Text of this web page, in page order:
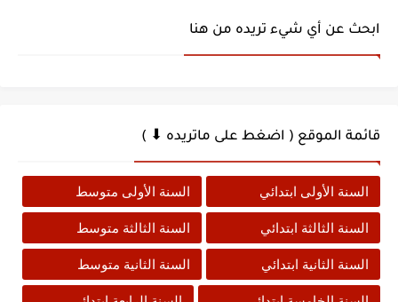
ابحث عن أي شيء تريده من هنا
قائمة الموقع ( اضغط على ماتريده ⬇ )
السنة الأولى ابتدائي السنة الأولى متوسط
السنة الثالثة ابتدائي السنة الثالثة متوسط
السنة الثانية ابتدائي السنة الثانية متوسط